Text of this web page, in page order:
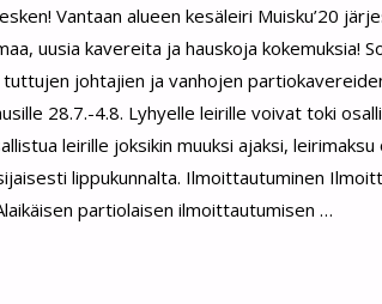
Vantaan alueen kesäleiri Muisku’20
uusia kavereita ja hauskoja
tuttujen johtajien ja vanhojen
28.7.-4.8. Lyhyelle leirille voivat toki
leirille joksikin muuksi ajaksi,
lippukunnalta. Ilmoittautuminen
partiolaisen ilmoittautumisen …